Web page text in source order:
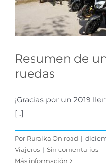
Resumen de
ruedas
¡Gracias por un 2019
[...]
Por Ruralka On road |
Viajeros | Sin comentarios
Más información